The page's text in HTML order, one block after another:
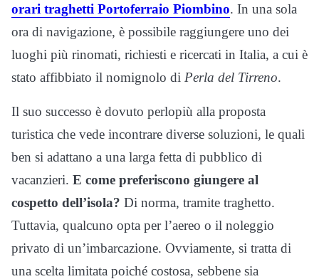
orari traghetti Portoferraio Piombino. In una sola
ora di navigazione, è possibile raggiungere uno dei
luoghi più rinomati, richiesti e ricercati in Italia, a cui è
stato affibbiato il nomignolo di Perla del Tirreno.
Il suo successo è dovuto perlopiù alla proposta
turistica che vede incontrare diverse soluzioni, le quali
ben si adattano a una larga fetta di pubblico di
vacanzieri. E come preferiscono giungere al
cospetto dell’isola? Di norma, tramite traghetto.
Tuttavia, qualcuno opta per l’aereo o il noleggio
privato di un’imbarcazione. Ovviamente, si tratta di
una scelta limitata poiché costosa, sebbene sia